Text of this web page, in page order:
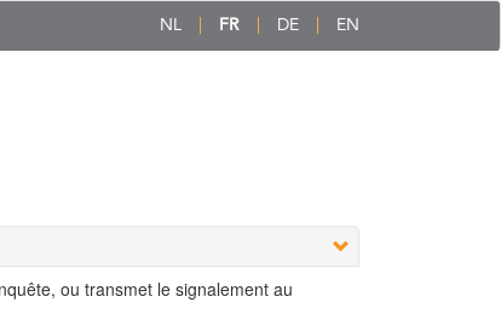
NL FR DE EN
ou transmet le signalement au